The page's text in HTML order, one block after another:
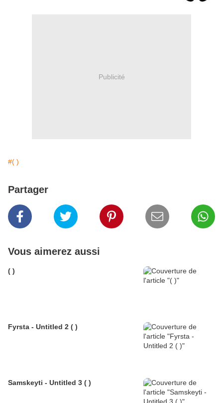
Publicité
#( )
Partager
Vous aimerez aussi
( )
Fyrsta - Untitled 2 ( )
Samskeyti - Untitled 3 ( )